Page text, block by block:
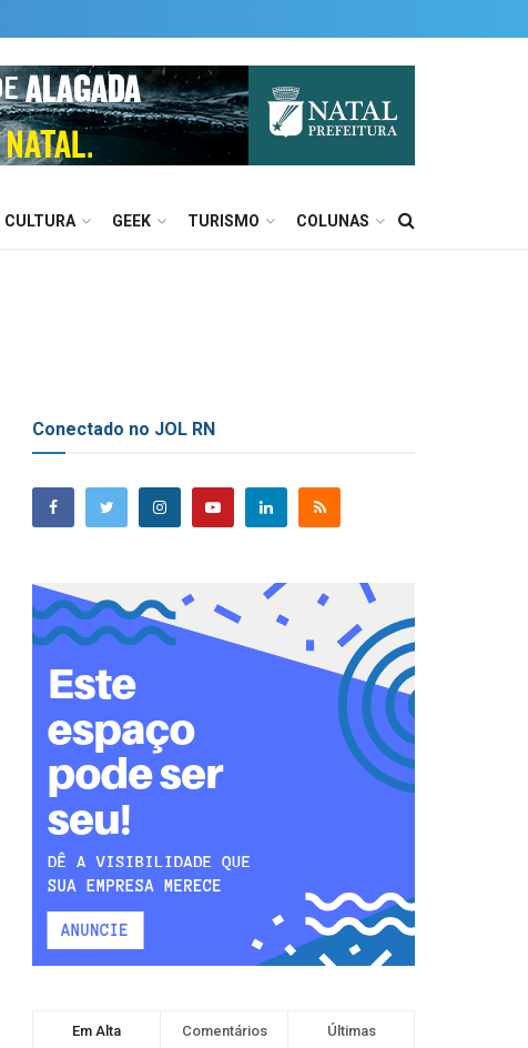
CULTURA GEEK TURISMO COLUNAS
Conectado no JOL RN
Em Alta Comentários Últimas